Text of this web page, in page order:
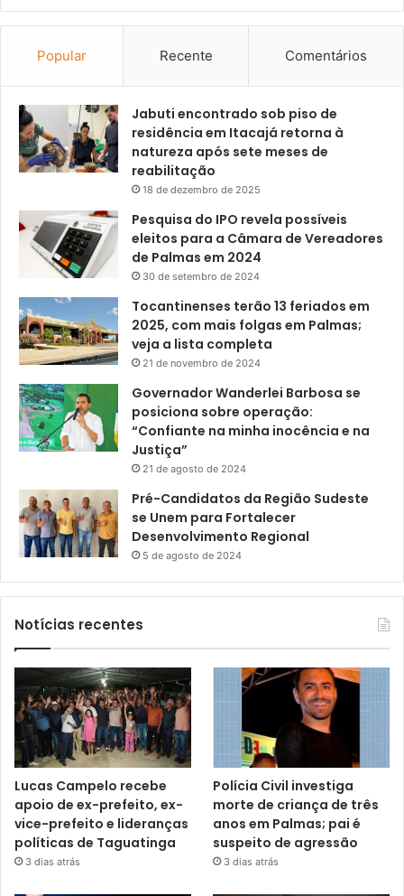
Popular Recente Comentários
Jabuti encontrado sob piso de
residência em Itacajá retorna à
natureza após sete meses de
reabilitação
18 de dezembro de 2025
Pesquisa do IPO revela possíveis
eleitos para a Câmara de Vereadores
de Palmas em 2024
30 de setembro de 2024
Tocantinenses terão 13 feriados em
2025, com mais folgas em Palmas;
veja a lista completa
21 de novembro de 2024
Governador Wanderlei Barbosa se
posiciona sobre operação:
“Confiante na minha inocência e na
Justiça”
21 de agosto de 2024
Pré-Candidatos da Região Sudeste
se Unem para Fortalecer
Desenvolvimento Regional
5 de agosto de 2024
Notícias recentes
Lucas Campelo recebe
apoio de ex-prefeito, ex-
vice-prefeito e lideranças
políticas de Taguatinga
3 dias atrás
Polícia Civil investiga
morte de criança de três
anos em Palmas; pai é
suspeito de agressão
3 dias atrás